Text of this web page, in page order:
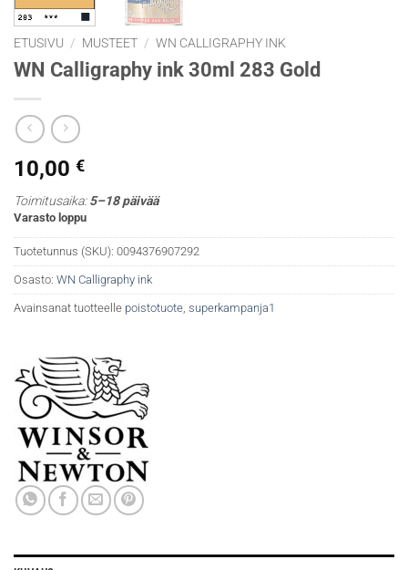
ETUSIVU / MUSTEET / WN CALLIGRAPHY INK
WN Calligraphy ink 30ml 283 Gold
10,00 €
Toimitusaika:5–18 päivää
Varasto loppu
Tuotetunnus (SKU): 0094376907292
Osasto: WN Calligraphy ink
Avainsanat tuotteelle poistotuote, superkampanja1